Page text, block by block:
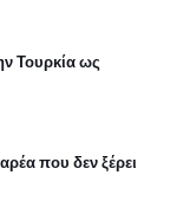
Τουρκία ως
που δεν ξέρει